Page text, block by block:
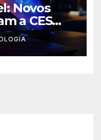
Novos
a CES
Poder e